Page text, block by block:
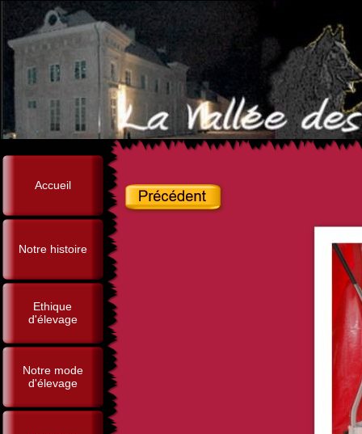
Accueil
Notre histoire
Ethique
d'élevage
Notre mode
d'élevage